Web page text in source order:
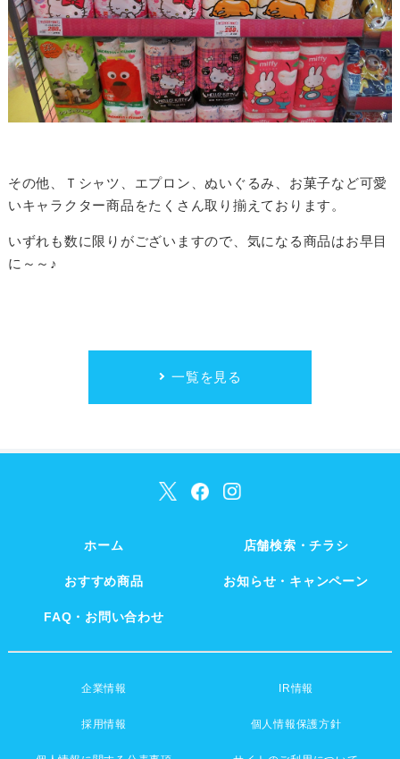
その他、Ｔシャツ、エプロン、ぬいぐるみ、お菓子など可愛
いキャラクター商品をたくさん取り揃えております。
いずれも数に限りがございますので、気になる商品はお早目
に～～♪
一覧を見る
ホーム 店舗検索・チラシ
おすすめ商品 お知らせ・キャンペーン
FAQ・お問い合わせ
企業情報 IR情報
採用情報 個人情報保護方針